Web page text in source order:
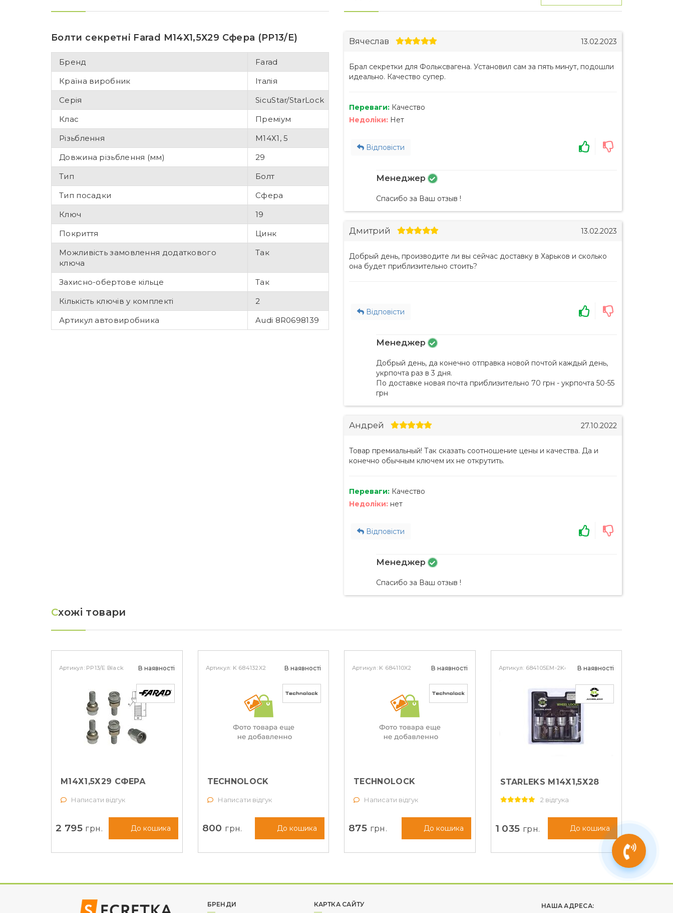
Болти секретні Farad М14Х1,5Х29 Сфера (PP13/E)
Бренд
Farad
Країна виробник
Італія
Серія
SicuStar/StarLock
Клас
Преміум
Різьблення
М14Х1, 5
Довжина різьблення (мм)
29
Тип
Болт
Тип посадки
Сфера
Ключ
19
Покриття
Цинк
Можливість замовлення додаткового
ключа
Так
Захисно-обертове кільце
Так
Кількість ключів у комплекті
2
Артикул автовиробника
Audi 8R0698139
Вячеслав 13.02.2023
Брал секретки для Фольксвагена. Установил сам за пять минут, подошли
идеально. Качество супер.
Переваги: Качество
Недоліки: Нет
Відповісти
Менеджер
Спасибо за Ваш отзыв !
Дмитрий 13.02.2023
Добрый день, производите ли вы сейчас доставку в Харьков и сколько
она будет приблизительно стоить?
Відповісти
Менеджер
Добрый день, да конечно отправка новой почтой каждый день,
укрпочта раз в 3 дня.
По доставке новая почта приблизительно 70 грн - укрпочта 50-55
грн
Андрей 27.10.2022
Товар премиальный! Так сказать соотношение цены и качества. Да и
конечно обычным ключем их не открутить.
Переваги: Качество
Недоліки: нет
Відповісти
Менеджер
Спасибо за Ваш отзыв !
Схожі товари
Артикул: PP13/E Black В наявності
М14Х1,5Х29 СФЕРА
Написати відгук
2 795 грн. До кошика
Артикул: K 684132X2 В наявності
TECHNOLOCK
684132X2)
Написати відгук
800 грн. До кошика
Артикул: K 684110X2 В наявності
TECHNOLOCK
684110X2)
Написати відгук
875 грн. До кошика
Артикул: 684105EM-2Key В наявності
STARLEKS М14Х1,5Х28
СФЕРА (684105EM-2KEY)
2 відгука
1 035 грн. До кошика
БРЕНДИ КАРТКА САЙТУ НАША АДРЕСА: